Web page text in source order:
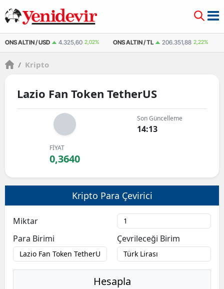
ONS ALTIN / USD 4.325,60 2,02% ONS ALTIN / TL 206.351,88 2,22%
/ Kripto
Lazio Fan Token TetherUS
Son Güncelleme
14:13
FİYAT
0,3640
Kripto Para Çevirici
Miktar
Para Birimi
Çevrileceği Birim
Hesapla